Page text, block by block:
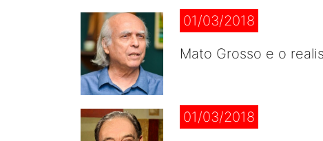
01/03/2018
Mato Grosso e o
01/03/2018